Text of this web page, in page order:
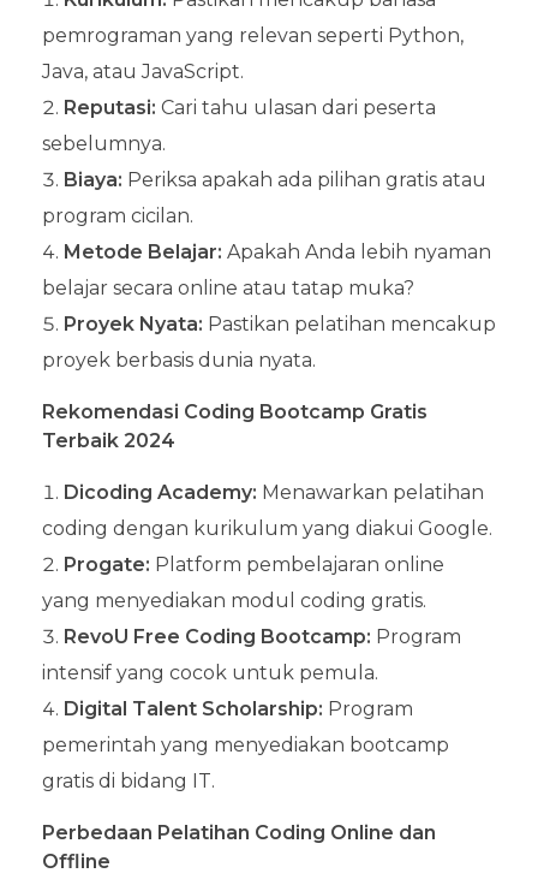
pemrograman yang relevan seperti Python,
Java, atau JavaScript.
Reputasi: Cari tahu ulasan dari peserta
sebelumnya.
Biaya: Periksa apakah ada pilihan gratis atau
program cicilan.
Metode Belajar: Apakah Anda lebih nyaman
belajar secara online atau tatap muka?
Proyek Nyata: Pastikan pelatihan mencakup
proyek berbasis dunia nyata.
Rekomendasi Coding Bootcamp Gratis
Terbaik 2024
Dicoding Academy: Menawarkan pelatihan
coding dengan kurikulum yang diakui Google.
Progate: Platform pembelajaran online
yang menyediakan modul coding gratis.
RevoU Free Coding Bootcamp: Program
intensif yang cocok untuk pemula.
Digital Talent Scholarship: Program
pemerintah yang menyediakan bootcamp
gratis di bidang IT.
Perbedaan Pelatihan Coding Online dan
Offline